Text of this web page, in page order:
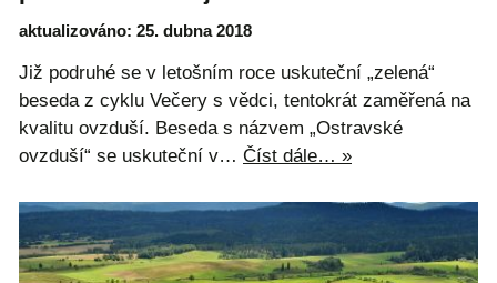
aktualizováno: 25. dubna 2018
Již podruhé se v letošním roce uskuteční „zelená“
beseda z cyklu Večery s vědci, tentokrát zaměřená na
kvalitu ovzduší. Beseda s názvem „Ostravské
ovzduší“ se uskuteční v… Číst dále… »